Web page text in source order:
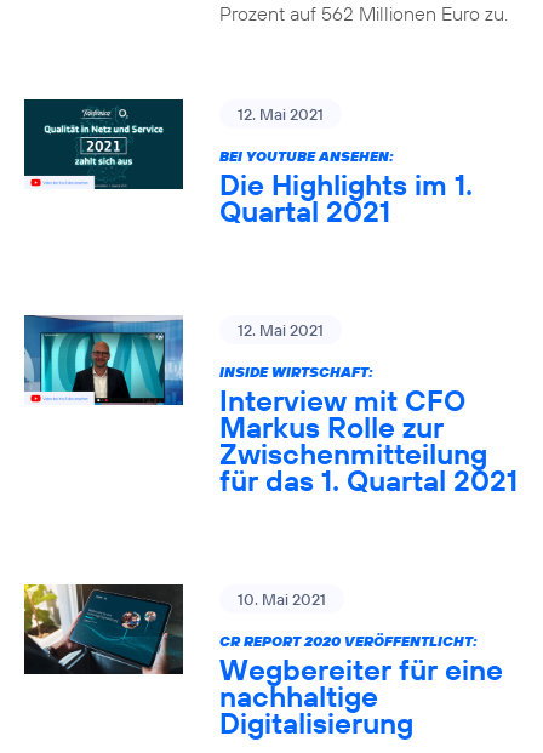
Prozent auf 562 Millionen Euro zu.
12. Mai 2021
BEI YOUTUBE ANSEHEN:
Die Highlights im 1.
Quartal 2021
12. Mai 2021
INSIDE WIRTSCHAFT:
Interview mit CFO
Markus Rolle zur
Zwischenmitteilung
für das 1. Quartal 2021
10. Mai 2021
CR REPORT 2020 VERÖFFENTLICHT:
Wegbereiter für eine
nachhaltige
Digitalisierung